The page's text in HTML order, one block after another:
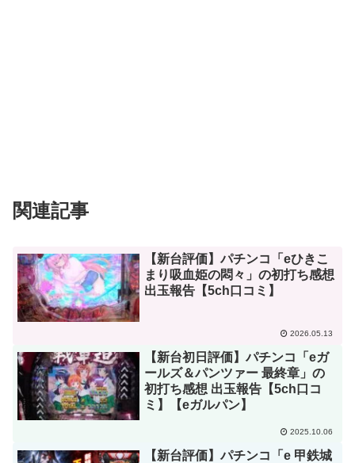
関連記事
【新台評価】パチンコ「eひきこ
まり吸血姫の悶々」の初打ち感想
出玉報告【5ch口コミ】
2026.05.13
【新台初日評価】パチンコ「eガ
ールズ＆パンツァー 最終章」の
初打ち感想 出玉報告【5ch口コ
ミ】【eガルパン】
2025.10.06
【新台評価】パチンコ「e 甲鉄城